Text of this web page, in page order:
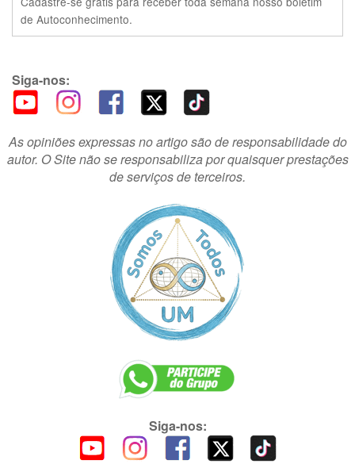
de Autoconhecimento.
Siga-nos:
As opiniões expressas no artigo são de responsabilidade do
autor. O Site não se responsabiliza por quaisquer prestações
de serviços de terceiros.
Siga-nos: